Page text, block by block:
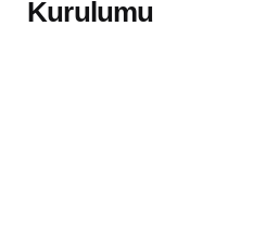
Kurulumu